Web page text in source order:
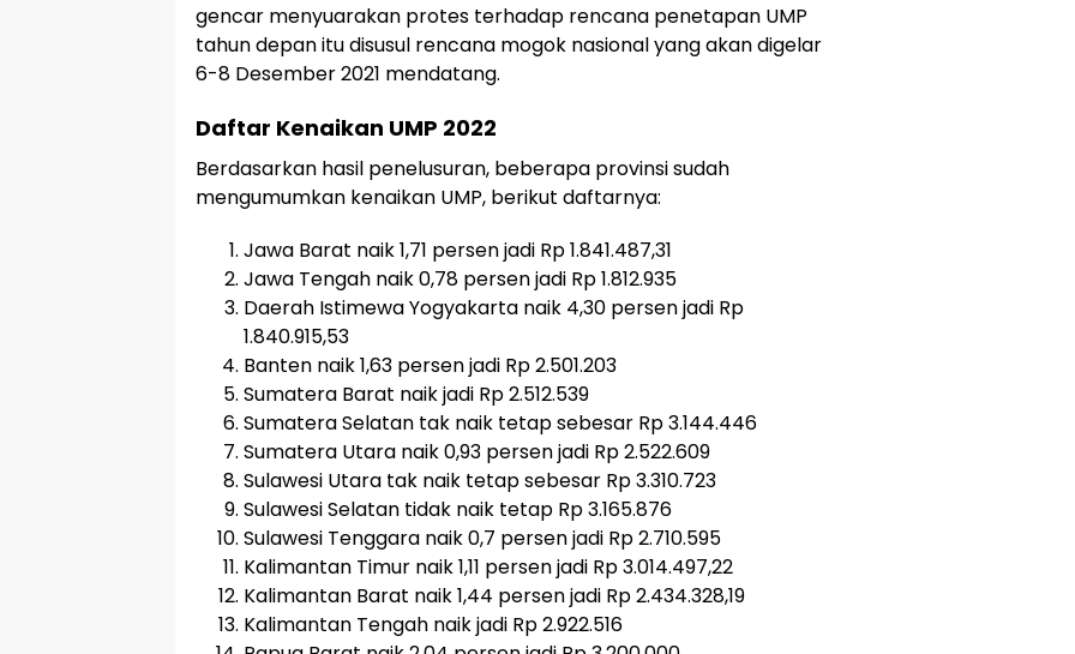
gencar menyuarakan protes terhadap rencana penetapan UMP
tahun depan itu disusul rencana mogok nasional yang akan digelar
6-8 Desember 2021 mendatang.
Daftar Kenaikan UMP 2022
Berdasarkan hasil penelusuran, beberapa provinsi sudah
mengumumkan kenaikan UMP, berikut daftarnya:
Jawa Barat naik 1,71 persen jadi Rp 1.841.487,31
Jawa Tengah naik 0,78 persen jadi Rp 1.812.935
Daerah Istimewa Yogyakarta naik 4,30 persen jadi Rp
1.840.915,53
Banten naik 1,63 persen jadi Rp 2.501.203
Sumatera Barat naik jadi Rp 2.512.539
Sumatera Selatan tak naik tetap sebesar Rp 3.144.446
Sumatera Utara naik 0,93 persen jadi Rp 2.522.609
Sulawesi Utara tak naik tetap sebesar Rp 3.310.723
Sulawesi Selatan tidak naik tetap Rp 3.165.876
Sulawesi Tenggara naik 0,7 persen jadi Rp 2.710.595
Kalimantan Timur naik 1,11 persen jadi Rp 3.014.497,22
Kalimantan Barat naik 1,44 persen jadi Rp 2.434.328,19
Kalimantan Tengah naik jadi Rp 2.922.516